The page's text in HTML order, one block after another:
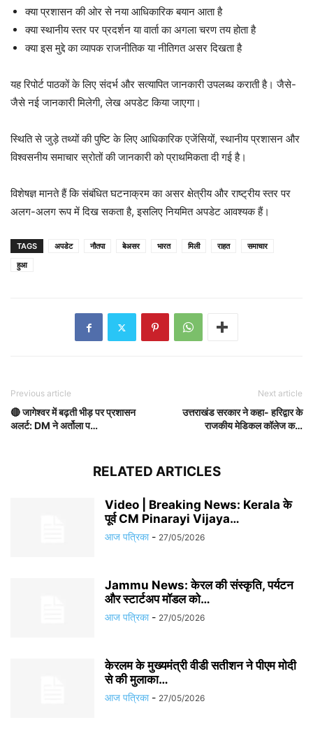
क्या प्रशासन की ओर से नया आधिकारिक बयान आता है
क्या स्थानीय स्तर पर प्रदर्शन या वार्ता का अगला चरण तय होता है
क्या इस मुद्दे का व्यापक राजनीतिक या नीतिगत असर दिखता है
यह रिपोर्ट पाठकों के लिए संदर्भ और सत्यापित जानकारी उपलब्ध कराती है। जैसे-
जैसे नई जानकारी मिलेगी, लेख अपडेट किया जाएगा।
स्थिति से जुड़े तथ्यों की पुष्टि के लिए आधिकारिक एजेंसियों, स्थानीय प्रशासन और
विश्वसनीय समाचार स्रोतों की जानकारी को प्राथमिकता दी गई है।
विशेषज्ञ मानते हैं कि संबंधित घटनाक्रम का असर क्षेत्रीय और राष्ट्रीय स्तर पर
अलग-अलग रूप में दिख सकता है, इसलिए नियमित अपडेट आवश्यक हैं।
TAGS अपडेट नौतपा बेअसर भारत मिली राहत
समाचार
हुआ
Previous article
🔴 जागेश्वर में बढ़ती भीड़ पर प्रशासन
अलर्ट: DM ने अर्तोला प…
Next article
उत्तराखंड सरकार ने कहा- हरिद्वार के
राजकीय मेडिकल कॉलेज क…
RELATED ARTICLES
Video | Breaking News: Kerala के
पूर्व CM Pinarayi Vijaya…
आज पत्रिका - 27/05/2026
Jammu News: केरल की संस्कृति, पर्यटन
और स्टार्टअप मॉडल को…
आज पत्रिका - 27/05/2026
केरलम के मुख्यमंत्री वीडी सतीशन ने पीएम मोदी
से की मुलाका…
आज पत्रिका - 27/05/2026